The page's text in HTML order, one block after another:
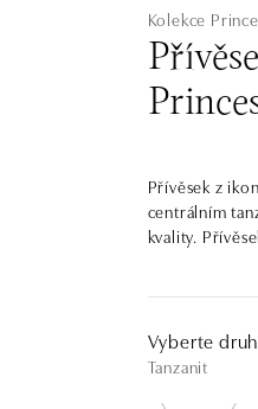
Kolekce
Přívěsek z
centrálním
kvality.
Vyberte
Tanzanit